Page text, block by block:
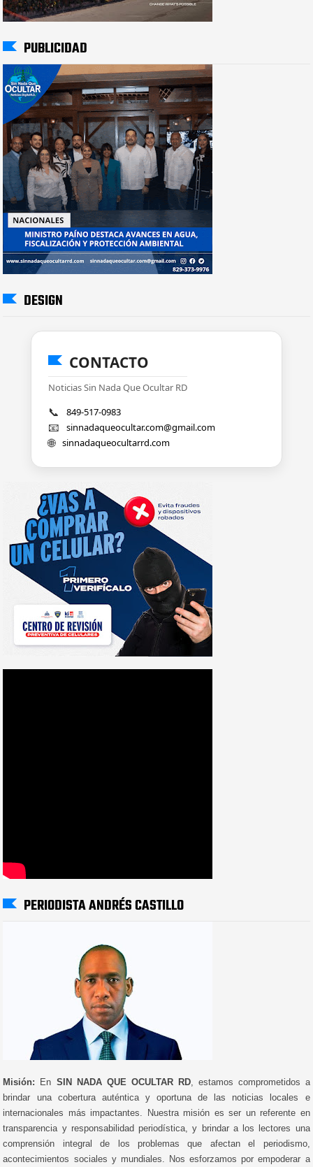
PUBLICIDAD
DESIGN
CONTACTO
Noticias Sin Nada Que Ocultar RD
📞 849-517-0983
📧 sinnadaqueocultar.com@gmail.com
🌐 sinnadaqueocultarrd.com
PERIODISTA ANDRÉS CASTILLO
Misión: En SIN NADA QUE OCULTAR RD, estamos comprometidos a
brindar una cobertura auténtica y oportuna de las noticias locales e
internacionales más impactantes. Nuestra misión es ser un referente en
transparencia y responsabilidad periodística, y brindar a los lectores una
comprensión integral de los problemas que afectan el periodismo,
acontecimientos sociales y mundiales. Nos esforzamos por empoderar a